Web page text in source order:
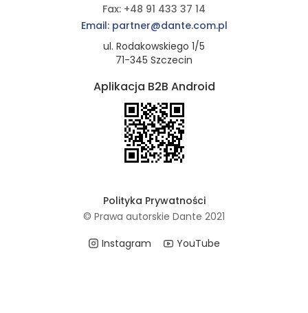
Fax: +48 91 433 37 14
Email: partner@dante.com.pl
ul. Rodakowskiego 1/5
71-345 Szczecin
Aplikacja B2B Android
Polityka Prywatności
© Prawa autorskie Dante 2021
Instagram
YouTube